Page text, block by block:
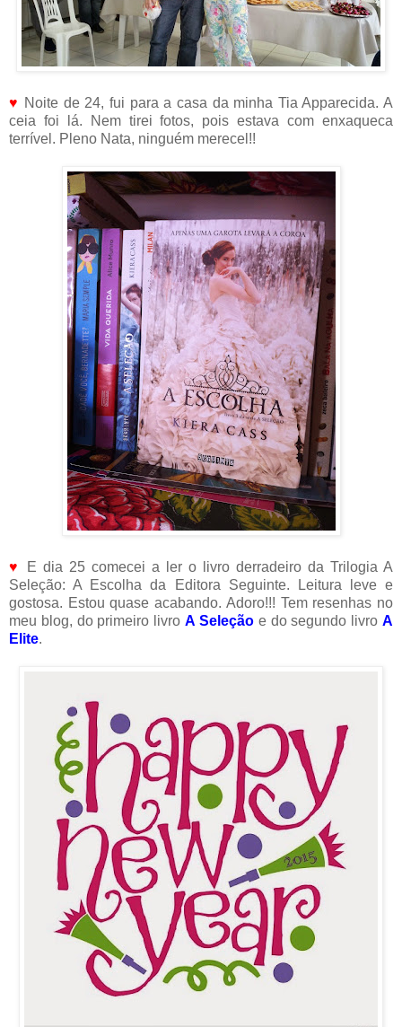
♥ Noite de 24, fui para a casa da minha Tia Apparecida. A
ceia foi lá. Nem tirei fotos, pois estava com enxaqueca
terrível. Pleno Nata, ninguém merecel!!
♥
E dia 25 comecei a ler o livro derradeiro da Trilogia A
Seleção: A Escolha da Editora Seguinte. Leitura leve e
gostosa. Estou quase acabando. Adoro!!! Tem resenhas no
meu blog, do primeiro livroA Seleçãoe do segundo livroA
Elite.